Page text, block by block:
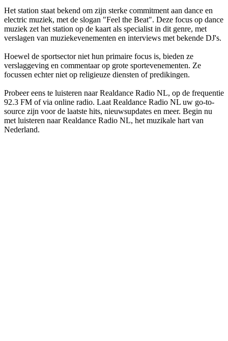
Het station staat bekend om zijn sterke commitment aan dance en
electric muziek, met de slogan "Feel the Beat". Deze focus op dance
muziek zet het station op de kaart als specialist in dit genre, met
verslagen van muziekevenementen en interviews met bekende DJ's.
Hoewel de sportsector niet hun primaire focus is, bieden ze
verslaggeving en commentaar op grote sportevenementen. Ze
focussen echter niet op religieuze diensten of predikingen.
Probeer eens te luisteren naar Realdance Radio NL, op de frequentie
92.3 FM of via online radio. Laat Realdance Radio NL uw go-to-
source zijn voor de laatste hits, nieuwsupdates en meer. Begin nu
met luisteren naar Realdance Radio NL, het muzikale hart van
Nederland.